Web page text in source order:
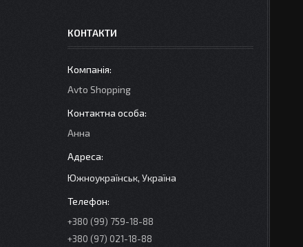
КОНТАКТИ
Avto Shopping
Анна
Южноукраїнськ, Україна
+380 (99) 759-18-88
+380 (97) 021-18-88